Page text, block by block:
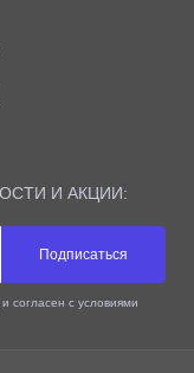
И АКЦИИ:
Подписаться
и согласен с условиями